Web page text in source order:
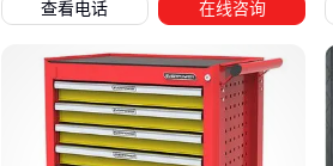
理高蛋白原料——其双轴设
可针对不同原料调整搅拌强
带称重模块的
饲料预混料混
查看电话 在线咨询